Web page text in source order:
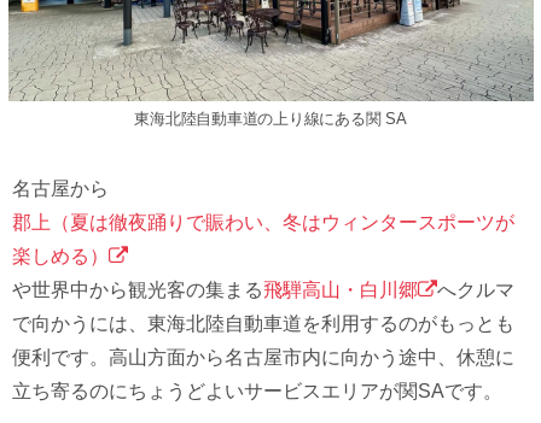
東海北陸⾃動⾞道の上り線にある関 SA
名古屋から
郡上（夏は徹夜踊りで賑わい、冬はウィンタースポーツが
楽しめる）
や世界中から観光客の集まる⾶騨⾼⼭・⽩川郷
へクルマ
で向かうには、東海北陸⾃動⾞道を利⽤するのがもっとも
便利です。⾼⼭⽅⾯から名古屋市内に向かう途中、休憩に
⽴ち寄るのにちょうどよいサービスエリアが関SAです。